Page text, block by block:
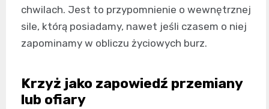
chwilach. Jest to przypomnienie o wewnętrznej
sile, którą posiadamy, nawet jeśli czasem o niej
zapominamy w obliczu życiowych burz.
Krzyż jako zapowiedź przemiany
lub ofiary